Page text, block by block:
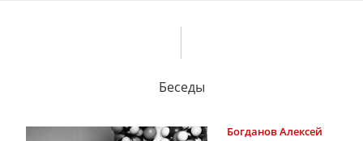
Беседы
БогдановАлексей